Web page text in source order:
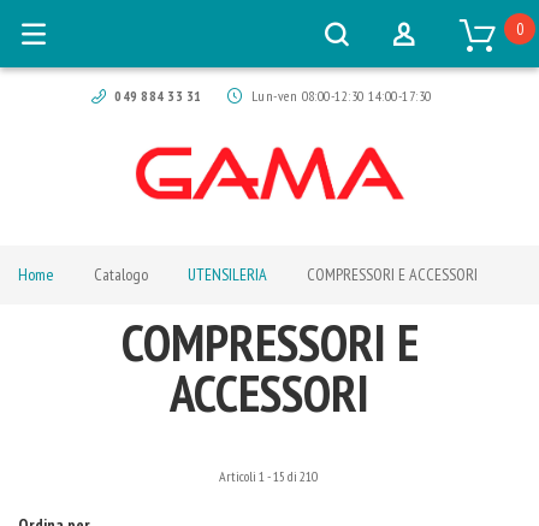
049 884 33 31 Lun-ven 08:00-12:30 14:00-17:30
0
Home Catalogo UTENSILERIA COMPRESSORI E ACCESSORI
COMPRESSORI E
ACCESSORI
Articoli 1 -15 di 210